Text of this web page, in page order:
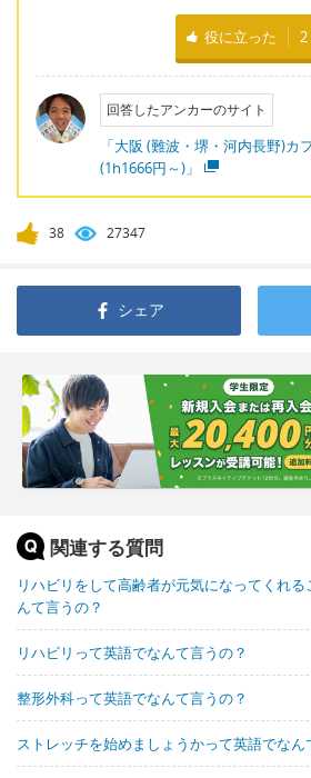
役に立った 2
回答したアンカーのサイト
「大阪 (難波・堺・河内長野)カ
(1h1666円～)」
38 27347
シェア
関連する質問
リハビリをして高齢者が元気になってくれ
んて言うの？
リハビリって英語でなんて言うの？
整形外科って英語でなんて言うの？
ストレッチを始めましょうかって英語でなん